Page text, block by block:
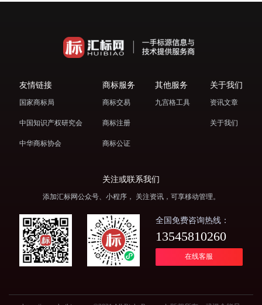
友情链接
国家商标局
中国知识产权研究会
中华商标协会
商标服务
商标交易
商标注册
商标公证
其他服务
九宫格工具
关于我们
资讯文章
关于我们
关注或联系我们
添加汇标网公众号、小程序， 关注资讯，可享移动管理。
全国免费咨询热线：
13545810260
在线客服